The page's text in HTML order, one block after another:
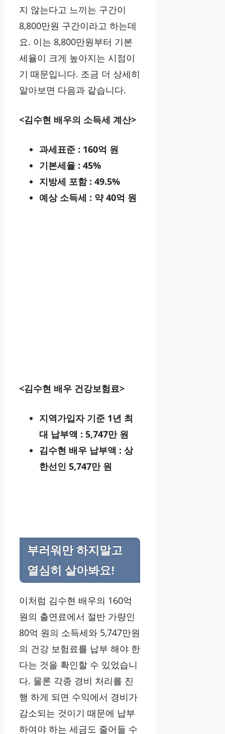
지 않는다고 느끼는 구간이
8,800만원 구간이라고 하는데
요. 이는 8,800만원부터 기본
세율이 크게 높아지는 시점이
기 때문입니다. 조금 더 상세히
알아보면 다음과 같습니다.
<김수현 배우의 소득세 계산>
과세표준 : 160억 원
기본세율 : 45%
지방세 포함 : 49.5%
예상 소득세 : 약 40억 원
<김수현 배우 건강보험료>
지역가입자 기준 1년 최
대 납부액 : 5,747만 원
김수현 배우 납부액 : 상
한선인 5,747만 원
부러워만 하지말고
열심히 살아봐요!
이처럼 김수현 배우의 160억
원의 출연료에서 절반 가량인
80억 원의 소득세와 5,747만원
의 건강 보험료를 납부 해야 한
다는 것을 확인할 수 있었습니
다. 물론 각종 경비 처리를 진
행 하게 되면 수익에서 경비가
감소되는 것이기 때문에 납부
하여야 하는 세금도 줄어들 수